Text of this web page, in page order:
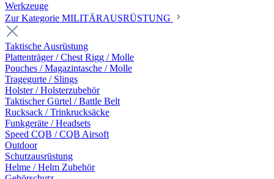
Werkzeuge
Zur Kategorie MILITÄRAUSRÜSTUNG
Taktische Ausrüstung
Plattenträger / Chest Rigg / Molle
Pouches / Magazintasche / Molle
Tragegurte / Slings
Holster / Holsterzubehör
Taktischer Gürtel / Battle Belt
Rucksack / Trinkrucksäcke
Funkgeräte / Headsets
Speed CQB / CQB Airsoft
Outdoor
Schutzausrüstung
Helme / Helm Zubehör